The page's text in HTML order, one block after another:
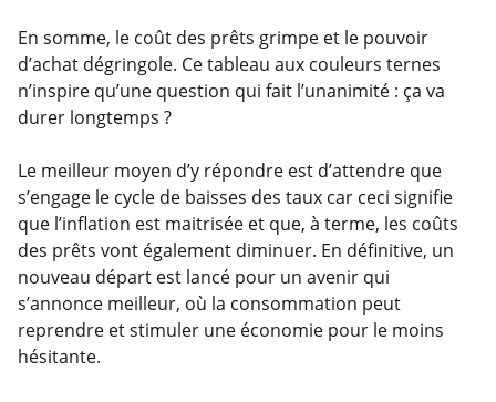
En somme, le coût des prêts grimpe et le pouvoir
d’achat dégringole. Ce tableau aux couleurs ternes
n’inspire qu’une question qui fait l’unanimité : ça va
durer longtemps ?
Le meilleur moyen d’y répondre est d’attendre que
s’engage le cycle de baisses des taux car ceci signifie
que l’inflation est maitrisée et que, à terme, les coûts
des prêts vont également diminuer. En définitive, un
nouveau départ est lancé pour un avenir qui
s’annonce meilleur, où la consommation peut
reprendre et stimuler une économie pour le moins
hésitante.